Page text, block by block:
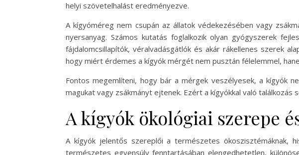
helyi szövetelhalást eredményezve.
A kígyóméreg nem csupán az állatok védekezésében vagy
nyersanyag. Számos kutatás foglalkozik olyan gyógyszerek
fájdalomcsillapítók, véralvadásgátlók és akár rákellenes szerek
hogy miért érdemes a kígyók mérgét nem pusztán félelemmel,
Fontos megemlíteni, hogy bár a mérgek veszélyesek, a kígyók
magukat vagy zsákmányt ejtenek. Ezért a kígyókkal való
A kígyók ökológiai szerepe
A kígyók jelentős szereplői a természetes ökoszisztémáknak,
természetes egyensúly fenntartásában elengedhetetlen,